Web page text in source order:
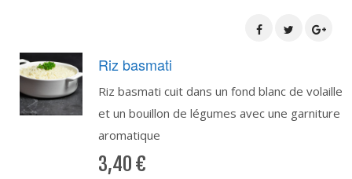
Riz basmati
Riz basmati cuit dans un fond blanc de volaille
et un bouillon de légumes avec une garniture
aromatique
3,40 €